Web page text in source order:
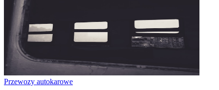
Przewozy autokarowe